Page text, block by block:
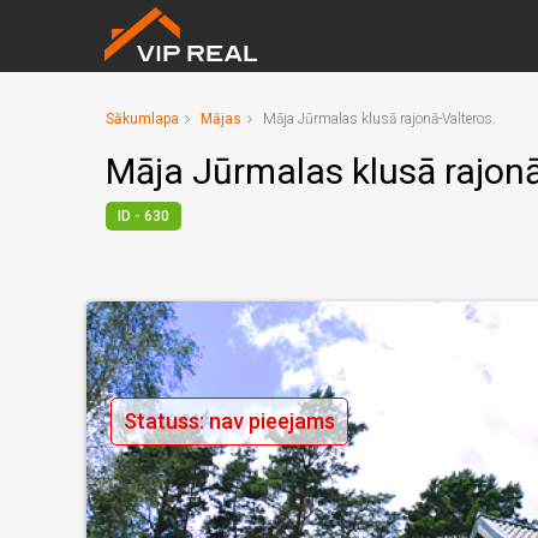
Sākumlapa Mājas Māja Jūrmalas klusā rajonā-Valteros.
Māja Jūrmalas klusā
ID - 630
Statuss: nav pieejams